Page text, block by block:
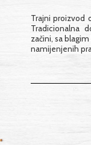
Trajni proizvod
Tradicionalna
začini, sa
namijenjenih